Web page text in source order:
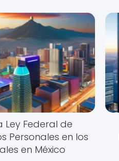
Ley Federal de
Personales en los
en México